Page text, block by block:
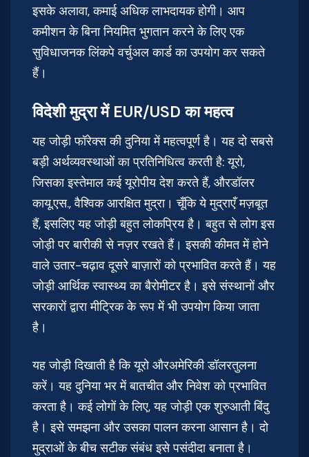
इसके अलावा, कमाई अधिक लाभदायक होगी। आप
कमीशन के बिना नियमित भुगतान करने के लिए एक
सुविधाजनक लिंकपे वर्चुअल कार्ड का उपयोग कर सकते
हैं।
विदेशी मुद्रा में EUR/USD का महत्व
यह जोड़ी फॉरेक्स की दुनिया में महत्वपूर्ण है। यह दो सबसे
बड़ी अर्थव्यवस्थाओं का प्रतिनिधित्व करती है: यूरो,
जिसका इस्तेमाल कई यूरोपीय देश करते हैं, औरडॉलर
कायू.एस., वैश्विक आरक्षित मुद्रा। चूँकि ये मुद्राएँ मज़बूत
हैं, इसलिए यह जोड़ी बहुत लोकप्रिय है। बहुत से लोग इस
जोड़ी पर बारीकी से नज़र रखते हैं। इसकी कीमत में होने
वाले उतार-चढ़ाव दूसरे बाज़ारों को प्रभावित करते हैं। यह
जोड़ी आर्थिक स्वास्थ्य का बैरोमीटर है। इसे संस्थानों और
सरकारों द्वारा मीट्रिक के रूप में भी उपयोग किया जाता
है।
यह जोड़ी दिखाती है कि यूरो औरअमेरिकी डॉलरतुलना
करें। यह दुनिया भर में बातचीत और निवेश को प्रभावित
करता है। कई लोगों के लिए, यह जोड़ी एक शुरुआती बिंदु
है। इसे समझना और उसका पालन करना आसान है। दो
मुद्राओं के बीच सटीक संबंध इसे पसंदीदा बनाता है।